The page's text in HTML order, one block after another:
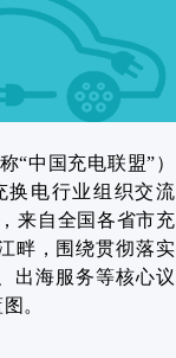
“中国充电联盟”）
换电行业组织交流
来自全国各省市充
畔，围绕贯彻落实
出海服务等核心议
。